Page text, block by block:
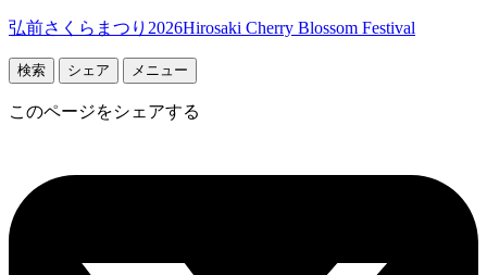
弘前さくらまつり2026Hirosaki Cherry Blossom Festival
検索 シェア メニュー
このページをシェアする